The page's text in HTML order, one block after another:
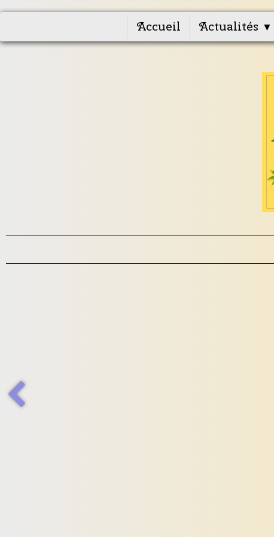
Accueil Actualités ▼